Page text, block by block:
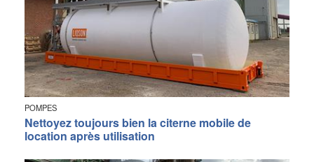
POMPES
Nettoyez toujours bien la citerne mobile de
location après utilisation